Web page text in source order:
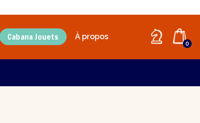
Cabana Jouets À propos
0